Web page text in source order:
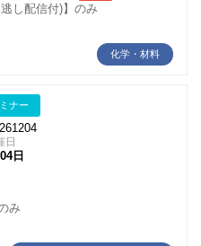
し配信付)】のみ
化学・材料
ナー
日
日
み